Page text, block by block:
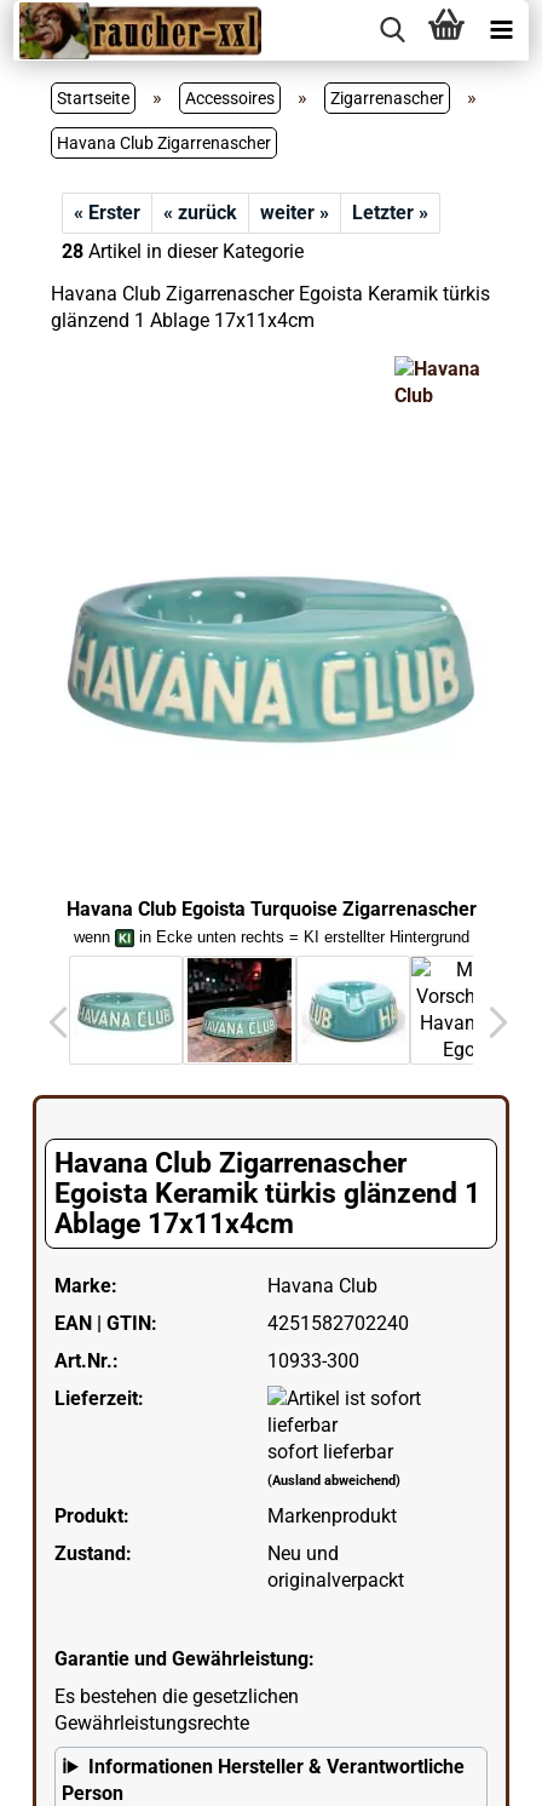
Startseite » Accessoires » Zigarrenascher »
Havana Club Zigarrenascher
« Erster « zurück weiter »
Letzter »
28Artikel in dieser Kategorie
Havana Club Zigarrenascher Egoista Keramik türkis
glänzend 1 Ablage 17x11x4cm
Havana Club Egoista Turquoise Zigarrenascher
wenn in Ecke unten rechts = KI erstellter Hintergrund
Havana Club Zigarrenascher
Egoista Keramik türkis glänzend 1
Ablage 17x11x4cm
Marke:
Havana Club
EAN | GTIN:
4251582702240
Art.Nr.:
10933-300
Lieferzeit:
sofort lieferbar
(Ausland abweichend)
Produkt:
Markenprodukt
Zustand:
Neu und
originalverpackt
Garantie und Gewährleistung:
Es bestehen die gesetzlichen
Gewährleistungsrechte
Informationen Hersteller & Verantwortliche
Person